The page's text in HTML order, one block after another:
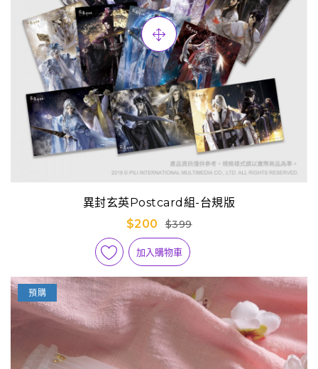
異封玄英Postcard組-台規版
$200
$399
加入購物車
預購